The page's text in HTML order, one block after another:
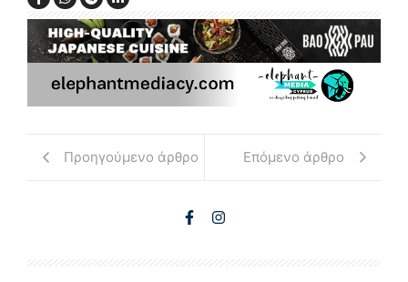
Προηγούμενο άρθρο Επόμενο άρθρο